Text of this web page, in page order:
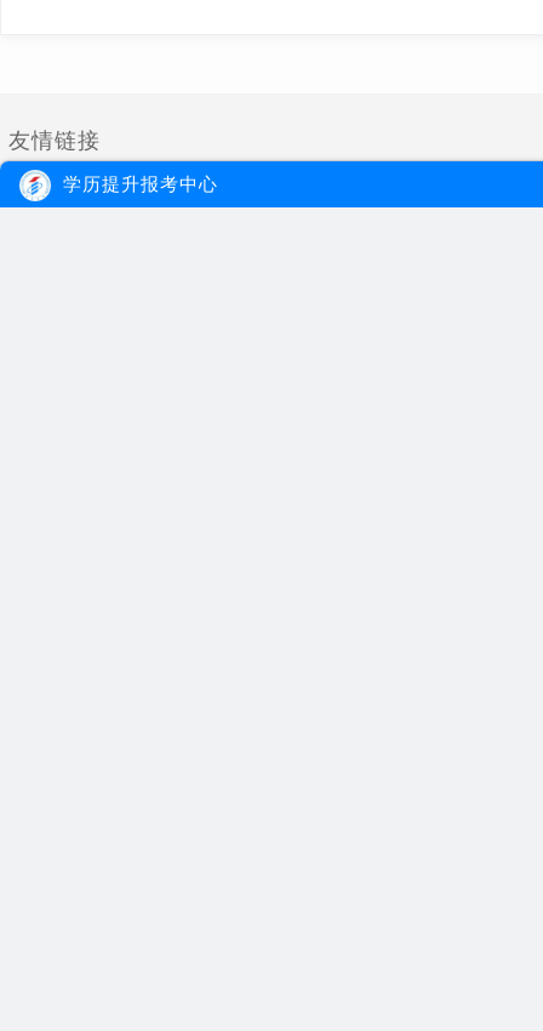
友情链接
学历提升报考中心